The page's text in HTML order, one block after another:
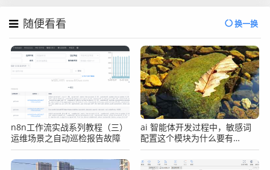
随便看看 换一换
n8n工作流实战系列教程（三）
运维场景之自动巡检报告故障
ai 智能体开发过程中，敏感词
配置这个模块为什么要有
enabled，为什么不直接删？